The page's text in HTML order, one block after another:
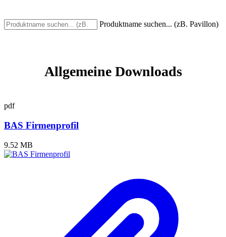
Produktname suchen... (zB. Pavillon)
Allgemeine Downloads
pdf
BAS Firmenprofil
9.52 MB